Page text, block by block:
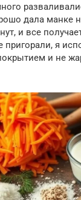
дала манке
и все
пригорали, я
и не